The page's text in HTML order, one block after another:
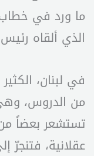
ما ورد في
الذي ألقاه
في لبنان،
من الدروس،
تستشعر بعضاً
عقلانية، فتنجرّ